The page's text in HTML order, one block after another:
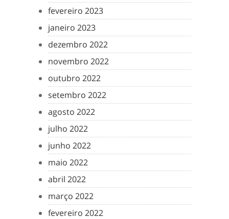
fevereiro 2023
janeiro 2023
dezembro 2022
novembro 2022
outubro 2022
setembro 2022
agosto 2022
julho 2022
junho 2022
maio 2022
abril 2022
março 2022
fevereiro 2022